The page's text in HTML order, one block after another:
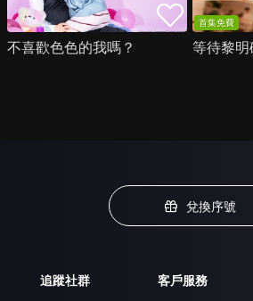
不喜歡色色的我嗎？
首集免費
等待黎
兌換序號
追蹤社群 客戶服務